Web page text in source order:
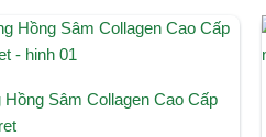
Hồng Sâm Collagen Cao Cấp